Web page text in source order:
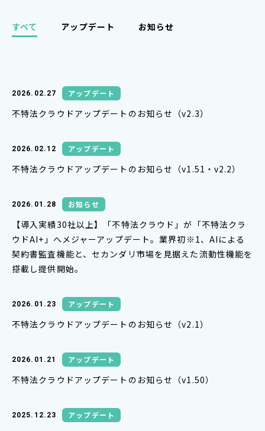
すべて アップデート お知らせ
2026.02.27 アップデート
不特法クラウドアップデートのお知らせ（v2.3）
2026.02.12 アップデート
不特法クラウドアップデートのお知らせ（v1.51・v2.2）
2026.01.28 お知らせ
【導入実績30社以上】「不特法クラウド」が「不特法クラ
ウドAI+」へメジャーアップデート。業界初※1、AIによる
契約書監査機能と、セカンダリ市場を見据えた流動性機能を
搭載し提供開始。
2026.01.23 アップデート
不特法クラウドアップデートのお知らせ（v2.1）
2026.01.21 アップデート
不特法クラウドアップデートのお知らせ（v1.50）
2025.12.23 アップデート